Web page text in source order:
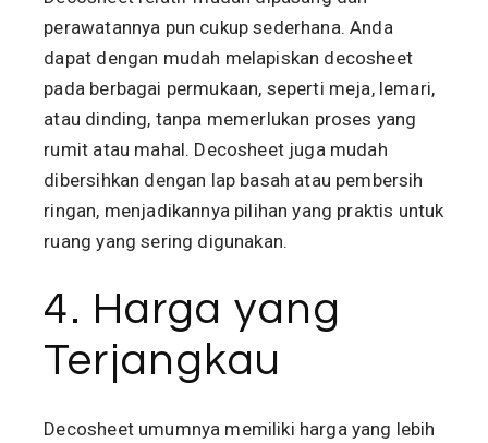
perawatannya pun cukup sederhana. Anda
dapat dengan mudah melapiskan decosheet
pada berbagai permukaan, seperti meja, lemari,
atau dinding, tanpa memerlukan proses yang
rumit atau mahal. Decosheet juga mudah
dibersihkan dengan lap basah atau pembersih
ringan, menjadikannya pilihan yang praktis untuk
ruang yang sering digunakan.
4. Harga yang
Terjangkau
Decosheet umumnya memiliki harga yang lebih